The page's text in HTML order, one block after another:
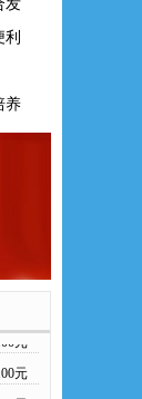
发
养
元
元
元
元
元
元
元